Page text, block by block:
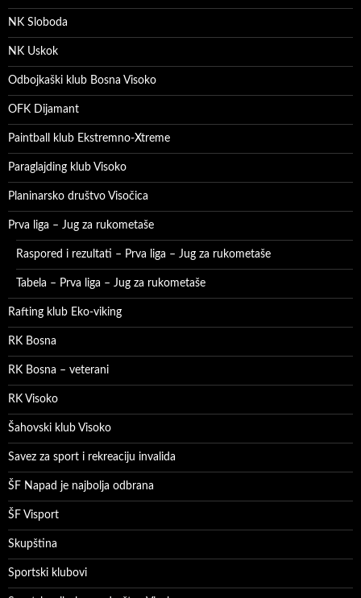
NK Sloboda
NK Uskok
Odbojkaški klub Bosna Visoko
OFK Dijamant
Paintball klub Ekstremno-Xtreme
Paraglajding klub Visoko
Planinarsko društvo Visočica
Prva liga – Jug za rukometaše
Raspored i rezultati – Prva liga – Jug za rukometaše
Tabela – Prva liga – Jug za rukometaše
Rafting klub Eko-viking
RK Bosna
RK Bosna – veterani
RK Visoko
Šahovski klub Visoko
Savez za sport i rekreaciju invalida
ŠF Napad je najbolja odbrana
ŠF Visport
Skupština
Sportski klubovi